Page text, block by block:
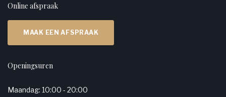
Online afspraak
MAAK EEN AFSPRAAK
Openingsuren
Maandag: 10:00 - 20:00